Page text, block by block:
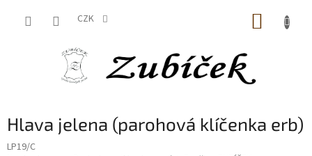
CZK
Hlava jelena (parohová klíčenka erb)
LP19/C